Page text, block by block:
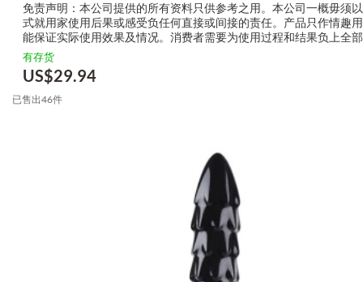
免责声明：本公司提供的所有资料只供参考之用。本公司一概毋须
式就用家使用后果或感受负任何直接或间接的责任。产品只作情趣
能保证实际使用效果及情况。消费者需要为使用过程和结果负上全
生产商无需要以任何方式为任何直接或间接的失误负责，包括但不
的损毁，受伤或者任何伤害。
有存货
US$29.94
已售出46件